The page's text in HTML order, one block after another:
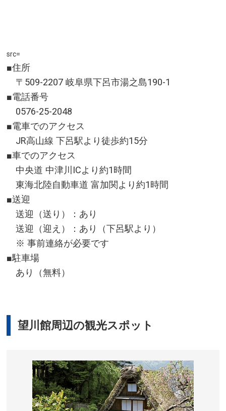
src=
■住所
〒509-2207 岐阜県下呂市湯之島190-1
■電話番号
0576-25-2048
■電車でのアクセス
JR高山線 下呂駅より徒歩約15分
■車でのアクセス
中央道 中津川ICより約1時間
東海北陸自動車道 富加関より約1時間
■送迎
送迎（送り）：あり
送迎（迎え）：あり（下呂駅より）
※ 事前連絡が必要です
■駐車場
あり（無料）
望川館周辺の観光スポット